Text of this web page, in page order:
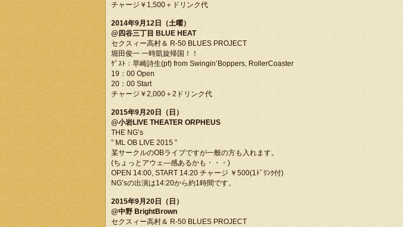
チャージ￥1,500＋ドリンク代
2014年9月12日（土曜）
@四谷三丁目 BLUE HEAT
セクスィー高村＆ R-50 BLUES PROJECT
堀田俊一 一時凱旋帰国！！
ｹﾞｽﾄ：早崎詩生(pf) from Swingin’Boppers, RollerCoaster
19：00 Open
20：00 Start
チャージ￥2,000＋2ドリンク代
2015年9月20日（日）
@小岩LIVE THEATER ORPHEUS
THE NG’s
” ML OB LIVE 2015 ”
某サークルのOBライブですが一般の方も入れます。
(ちょっとアウェ―感あるかも・・・)
OPEN 14:00, START 14:20 チャージ ￥500(1ﾄﾞﾘﾝｸ付)
NG’sの出演は14:20から約1時間です。
2015年9月20日（日）
@中野 BrightBrown
セクスィー高村＆ R-50 BLUES PROJECT